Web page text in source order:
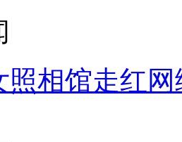
照相馆走红网